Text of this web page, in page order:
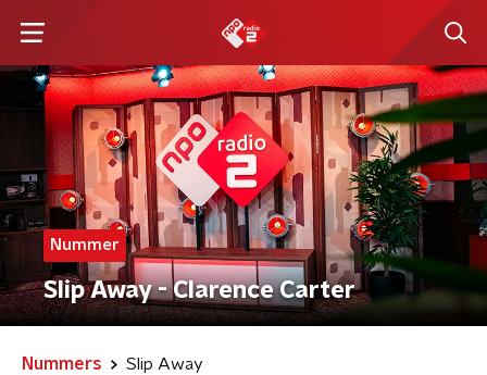
Nummer
Slip Away - Clarence Carter
Nummers Slip Away